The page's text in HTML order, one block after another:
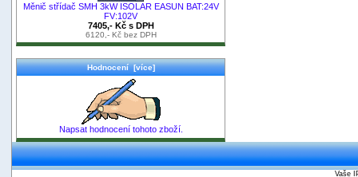
Měnič střídač SMH 3kW ISOLAR EASUN BAT:24V
FV:102V
7405,- Kč s DPH
6120,- Kč bez DPH
Hodnocení [více]
Napsat hodnocení tohoto zboží.
Vaše